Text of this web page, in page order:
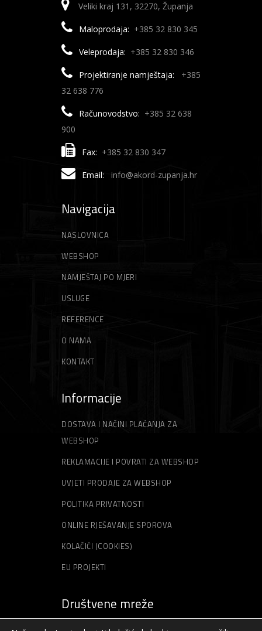
Veliki kraj 131, 32270, Županja
Maloprodaja: +385 32 830 345
Veleprodaja: +385 32 830 346
Projektiranje namještaja:
+385
32 638 776
Računovodstvo: +385 32 638
900
Fax: +385 32 830 347
Email: info@akord-zupanja.hr
Navigacija
NASLOVNICA
WEBSHOP
NAMJEŠTAJ PO MJERI
USLUGE
REFERENCE
O NAMA
KONTAKT
Informacije
DOSTAVA I NAČINI PLAĆANJA ZA
WEBSHOP
REKLAMACIJE I POVRATI ZA WEBSHOP
UVJETI PRODAJE ZA WEBSHOP
POLITIKA PRIVATNOSTI
ONLINE RJEŠAVANJE SPOROVA
KOLAČIĆI (COOKIES)
EU PROJEKTI
Društvene mreže